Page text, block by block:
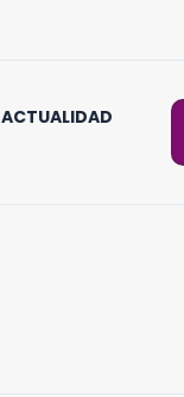
ACTUALIDAD